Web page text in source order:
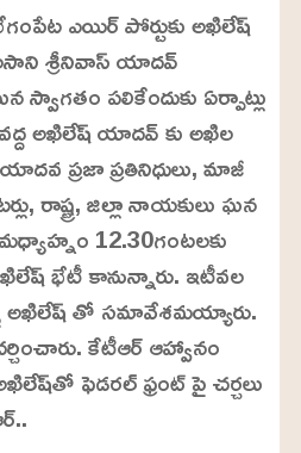
ఎయిర్ పోర్టుకు అఖిలేష్
శ్రీనివాస్ యాదవ్
స్వాగతం పలికేందుకు ఏర్పాట్లు
అఖిలేష్ యాదవ్ కు అఖిల
ప్రజా ప్రతినిధులు, మాజీ
రాష్ట్ర, జిల్లా నాయకులు ఘన
12.30గంటలకు
భేటీ కానున్నారు. ఇటీవల
అఖిలేష్ తో సమావేశమయ్యారు.
కేటీఆర్ ఆహ్వానం
ఫెడరల్ ఫ్రంట్ పై చర్చలు